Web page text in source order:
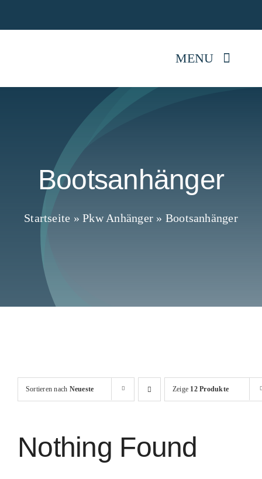
MENU
Mietpark
Bootsanhänger
Startseite »Pkw Anhänger » Bootsanhänger
Sortieren nach Neueste Zeige 12 Produkte
Nothing Found